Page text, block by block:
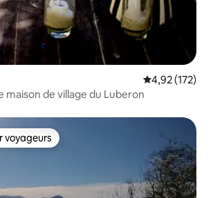
Évaluation
4,92 (172)
de village du Luberon
les plus appréciés
voyageurs